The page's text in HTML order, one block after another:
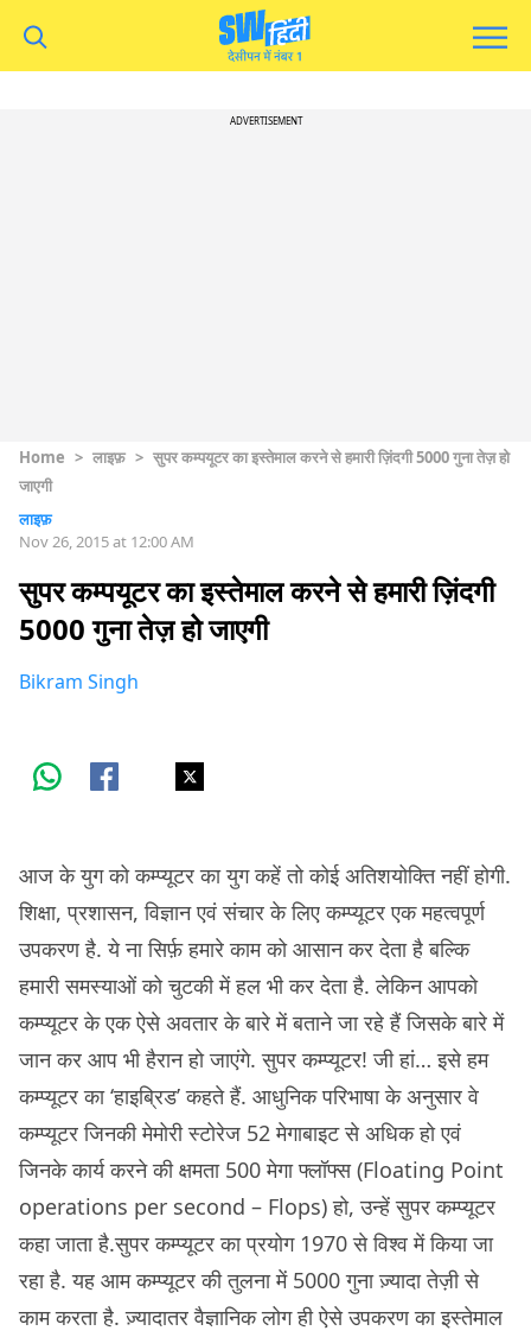
ADVERTISEMENT
Home > लाइफ़ > सुपर कम्पयूटर का इस्तेमाल करने से हमारी ज़िंदगी 5000 गुना तेज़ हो
जाएगी
लाइफ़
Nov 26, 2015 at 12:00 AM
सुपर कम्पयूटर का इस्तेमाल करने से हमारी ज़िंदगी
5000 गुना तेज़ हो जाएगी
Bikram Singh
आज के युग को कम्प्यूटर का युग कहें तो कोई अतिशयोक्ति नहीं होगी.
शिक्षा, प्रशासन, विज्ञान एवं संचार के लिए कम्प्यूटर एक महत्वपूर्ण
उपकरण है. ये ना सिर्फ़ हमारे काम को आसान कर देता है बल्कि
हमारी समस्याओं को चुटकी में हल भी कर देता है. लेकिन आपको
कम्प्यूटर के एक ऐसे अवतार के बारे में बताने जा रहे हैं जिसके बारे में
जान कर आप भी हैरान हो जाएंगे. सुपर कम्प्यूटर! जी हां… इसे हम
कम्प्यूटर का ‘हाइब्रिड’ कहते हैं. आधुनिक परिभाषा के अनुसार वे
कम्प्यूटर जिनकी मेमोरी स्टोरेज 52 मेगाबाइट से अधिक हो एवं
जिनके कार्य करने की क्षमता 500 मेगा फ्लॉफ्स (Floating Point
operations per second – Flops) हो, उन्हें सुपर कम्प्यूटर
कहा जाता है.सुपर कम्प्यूटर का प्रयोग 1970 से विश्व में किया जा
रहा है. यह आम कम्प्यूटर की तुलना में 5000 गुना ज़्यादा तेज़ी से
काम करता है. ज़्यादातर वैज्ञानिक लोग ही ऐसे उपकरण का इस्तेमाल